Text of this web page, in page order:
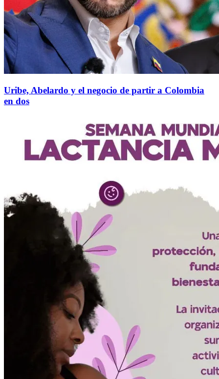
Uribe, Abelardo y el negocio de partir a Colombia
en dos